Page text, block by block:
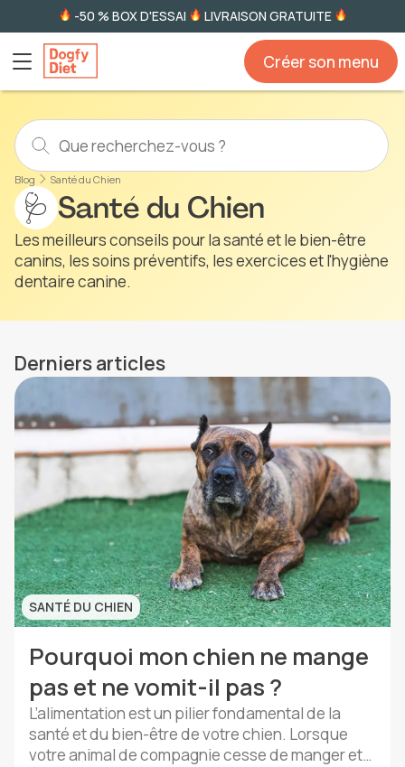
-50 % BOX D'ESSAI LIVRAISON GRATUITE
Créer son menu
Blog Santé du Chien
🩺 Santé du Chien
Les meilleurs conseils pour la santé et le bien-être
canins, les soins préventifs, les exercices et l'hygiène
dentaire canine.
Derniers articles
SANTÉ DU CHIEN
Pourquoi mon chien ne mange
pas et ne vomit-il pas ?
L’alimentation est un pilier fondamental de la
santé et du bien-être de votre chien. Lorsque
votre animal de compagnie cesse de manger et